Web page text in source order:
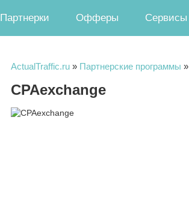
Партнерки Офферы Сервисы
ActualTraffic.ru » Партнерские программы »
CPAexchange